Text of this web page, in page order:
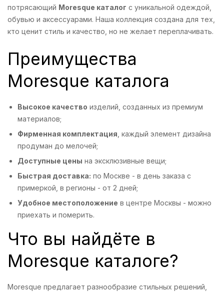
потрясающий Moresque каталог с уникальной одеждой,
обувью и аксессуарами. Наша коллекция создана для тех,
кто ценит стиль и качество, но не желает переплачивать.
Преимущества
Moresque каталога
Высокое качество изделий, созданных из премиум
материалов;
Фирменная комплектация , каждый элемент дизайна
продуман до мелочей;
Доступные цены на эксклюзивные вещи;
Быстрая доставка: по Москве - в день заказа с
примеркой, в регионы - от 2 дней;
Удобное местоположение в центре Москвы - можно
приехать и померить.
Что вы найдёте в
Moresque каталоге?
Moresque предлагает разнообразие стильных решений,